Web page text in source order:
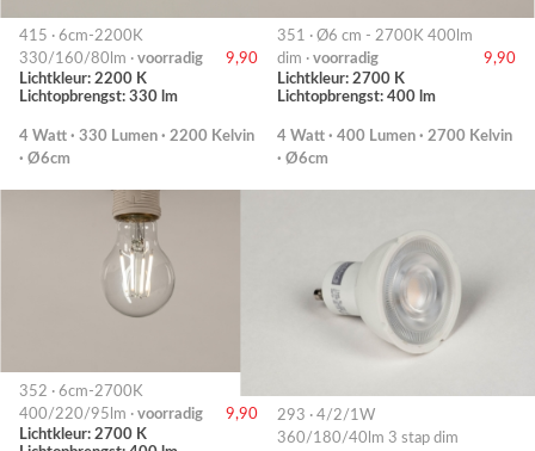
415 · 6cm-2200K
330/160/80lm · voorradig
9,90
Lichtkleur: 2200 K
Lichtopbrengst: 330 lm
4 Watt · 330 Lumen · 2200 Kelvin
· Ø6cm
351 · Ø6 cm - 2700K 400lm
dim · voorradig
9,90
Lichtkleur: 2700 K
Lichtopbrengst: 400 lm
4 Watt · 400 Lumen · 2700 Kelvin
· Ø6cm
352 · 6cm-2700K
400/220/95lm · voorradig
9,90
Lichtkleur: 2700 K
293 · 4/2/1W
360/180/40lm 3 stap dim